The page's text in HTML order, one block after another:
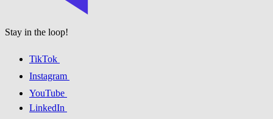
Stay in the loop!
TikTok
Instagram
YouTube
LinkedIn